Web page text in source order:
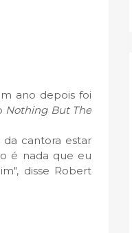
ano depois foi
Nothing But The
cantora estar
é nada que eu
disse Robert